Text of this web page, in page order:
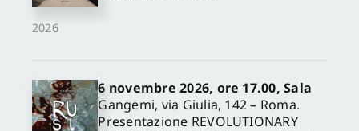
2026
6 novembre 2026, ore 17.00, Sala
Gangemi, via Giulia, 142 – Roma.
Presentazione REVOLUTIONARY